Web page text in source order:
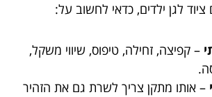
לגן ילדים, כדאי לחשוב על:
– קפיצה, זחילה, טיפוס, שיווי משקל,
– אותו מתקן צריך לשרת גם את הזהיר